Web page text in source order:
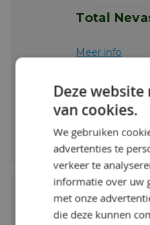
breed gamma
Total
Meer info
€
Deze
van cookies.
We gebruiken
advertenties te
verkeer te
informatie over uw
met onze
die deze kunnen